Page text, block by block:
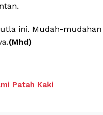
ini. Mudah-mudahan
(Mhd)
Patah Kaki